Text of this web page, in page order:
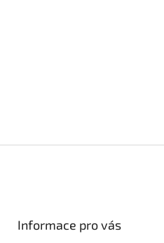
Informace pro vás